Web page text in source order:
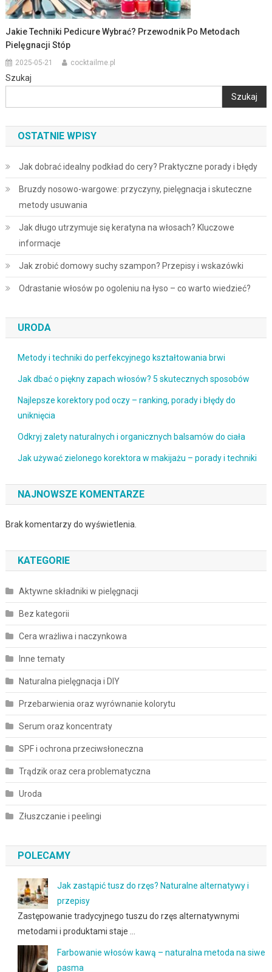
Jakie Techniki Pedicure Wybrać? Przewodnik Po Metodach
Pielęgnacji Stóp
2025-05-21 cocktailme.pl
Szukaj
Szukaj
OSTATNIE WPISY
Jak dobrać idealny podkład do cery? Praktyczne porady i błędy
Bruzdy nosowo-wargowe: przyczyny, pielęgnacja i skuteczne
metody usuwania
Jak długo utrzymuje się keratyna na włosach? Kluczowe
informacje
Jak zrobić domowy suchy szampon? Przepisy i wskazówki
Odrastanie włosów po ogoleniu na łyso – co warto wiedzieć?
URODA
Metody i techniki do perfekcyjnego kształtowania brwi
Jak dbać o piękny zapach włosów? 5 skutecznych sposobów
Najlepsze korektory pod oczy – ranking, porady i błędy do
uniknięcia
Odkryj zalety naturalnych i organicznych balsamów do ciała
Jak używać zielonego korektora w makijażu – porady i techniki
NAJNOWSZE KOMENTARZE
Brak komentarzy do wyświetlenia.
KATEGORIE
Aktywne składniki w pielęgnacji
Bez kategorii
Cera wrażliwa i naczynkowa
Inne tematy
Naturalna pielęgnacja i DIY
Przebarwienia oraz wyrównanie kolorytu
Serum oraz koncentraty
SPF i ochrona przeciwsłoneczna
Trądzik oraz cera problematyczna
Uroda
Złuszczanie i peelingi
POLECAMY
Jak zastąpić tusz do rzęs? Naturalne alternatywy i
przepisy
Zastępowanie tradycyjnego tuszu do rzęs alternatywnymi
metodami i produktami staje …
Farbowanie włosów kawą – naturalna metoda na siwe
pasma